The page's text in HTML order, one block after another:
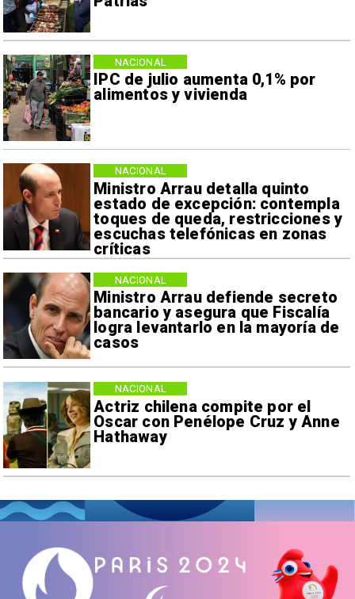
IPC de julio aumenta 0,1% por
alimentos y vivienda
NACIONAL
Ministro Arrau detalla quinto
estado de excepción: contempla
toques de queda, restricciones y
escuchas telefónicas en zonas
críticas
NACIONAL
Ministro Arrau defiende secreto
bancario y asegura que Fiscalía
logra levantarlo en la mayoría de
casos
NACIONAL
Actriz chilena compite por el
Oscar con Penélope Cruz y Anne
Hathaway
NACIONAL